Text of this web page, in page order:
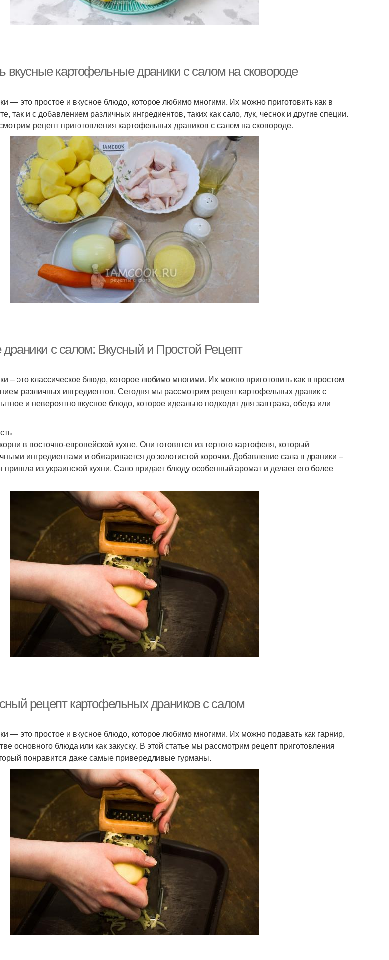
вкусные картофельные драники с салом на сковороде
— это простое и вкусное блюдо, которое любимо многими. Их можно приготовить как в
так и с добавлением различных ингредиентов, таких как сало, лук, чеснок и другие специи.
рецепт приготовления картофельных драников с салом на сковороде.
с салом: Вкусный и Простой Рецепт
– это классическое блюдо, которое любимо многими. Их можно приготовить как в простом
различных ингредиентов. Сегодня мы рассмотрим рецепт картофельных драник с
и невероятно вкусное блюдо, которое идеально подходит для завтрака, обеда или
в восточно-европейской кухне. Они готовятся из тертого картофеля, который
ингредиентами и обжаривается до золотистой корочки. Добавление сала в драники –
пришла из украинской кухни. Сало придает блюду особенный аромат и делает его более
рецепт картофельных драников с салом
— это простое и вкусное блюдо, которое любимо многими. Их можно подавать как гарнир,
основного блюда или как закуску. В этой статье мы рассмотрим рецепт приготовления
понравится даже самые привередливые гурманы.